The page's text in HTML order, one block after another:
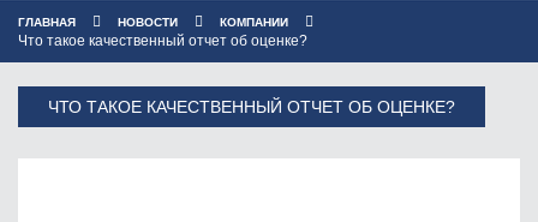
ГЛАВНАЯ НОВОСТИ КОМПАНИИ
Что такое качественный отчет об оценке?
ЧТО ТАКОЕ КАЧЕСТВЕННЫЙ ОТЧЕТ ОБ ОЦЕНКЕ?